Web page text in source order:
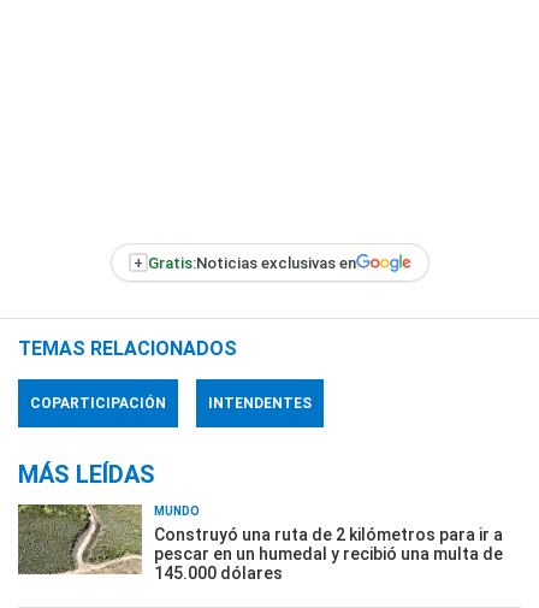
+ Gratis:Noticias exclusivas en
TEMAS RELACIONADOS
COPARTICIPACIÓN INTENDENTES
MÁS LEÍDAS
MUNDO
Construyó una ruta de 2 kilómetros para ir a
pescar en un humedal y recibió una multa de
145.000 dólares